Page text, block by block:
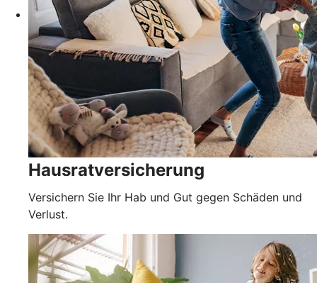
Hausratversicherung
Versichern Sie Ihr Hab und Gut gegen Schäden und
Verlust.